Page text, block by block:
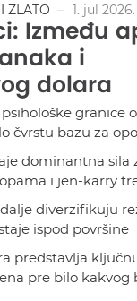
ZLATO 1. jul 2026.
Između
i
dolara
granice
čvrstu bazu za
dominantna sila
i jen-karry
diverzifikuju
ispod površine
predstavlja
pre bilo kakvog